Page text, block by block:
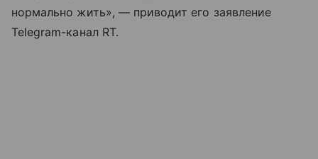
нормально жить», — приводит его заявление
Telegram-канал RT.